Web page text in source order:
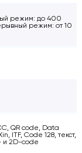
режим: до 400
режим: от 10
QR code, Data
ITF, Code 128, текст,
и 2D-code